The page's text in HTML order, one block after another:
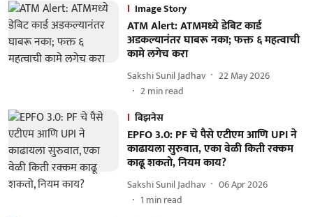
Image Story
ATM Alert: ATMमध्ये डेबिट कार्ड
अडकल्यानंतर घाबरू नका; फक्त ६ महत्वाची
कामे लगेच करा
Sakshi Sunil Jadhav
22 May 2026
2min read
बिझनेस
EPFO 3.0: PF चे पैसे एटीएम आणि UPI ने
काढायला सुरुवात, एका वेळी किती रक्कम
काढू शकतो, नियम काय?
Sakshi Sunil Jadhav
06 Apr 2026
1 min read